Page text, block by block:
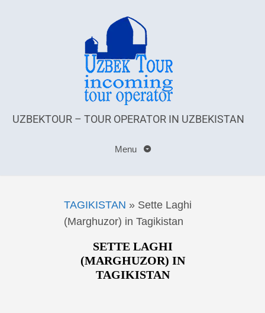
UZBEKTOUR – TOUR OPERATOR IN UZBEKISTAN
Menu
TAGIKISTAN » Sette Laghi
(Marghuzor) in Tagikistan
SETTE LAGHI
(MARGHUZOR) IN
TAGIKISTAN